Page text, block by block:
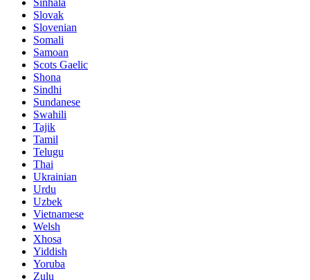
Sinhala
Slovak
Slovenian
Somali
Samoan
Scots Gaelic
Shona
Sindhi
Sundanese
Swahili
Tajik
Tamil
Telugu
Thai
Ukrainian
Urdu
Uzbek
Vietnamese
Welsh
Xhosa
Yiddish
Yoruba
Zulu